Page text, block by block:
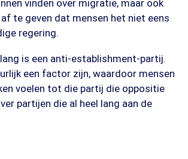
vinden over migratie, maar ook
te geven dat mensen het niet eens
regering.
is een anti-establishment-partij.
een factor zijn, waardoor mensen
voelen tot die partij die oppositie
partijen die al heel lang aan de